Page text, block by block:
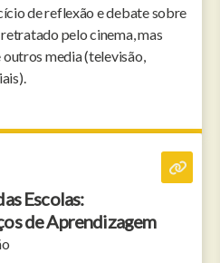
de reflexão e debate sobre
pelo cinema, mas
media (televisão,
Escolas:
de Aprendizagem